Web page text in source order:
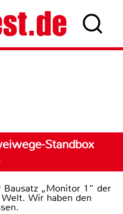
Standbox
„Monitor 1“ der
Wir haben den